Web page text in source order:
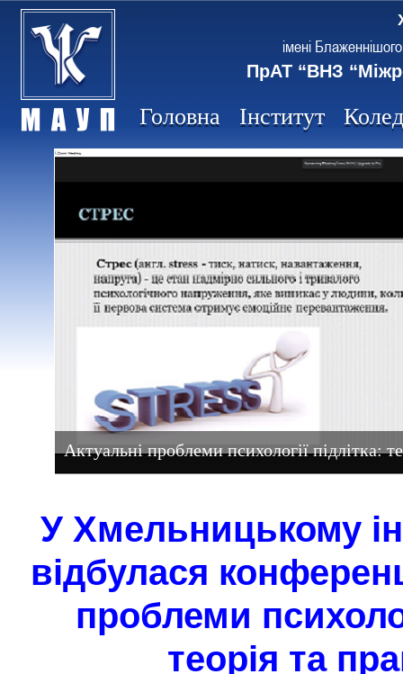
імені
ПрАТ “ВНЗ
Головна Інститут
Актуальні проблеми психології підлітка:
У Хмельницькому
відбулася
проблеми
теорія та